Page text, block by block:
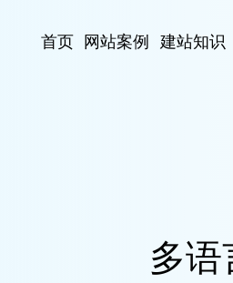
首页 网站案例 建站知识
多语